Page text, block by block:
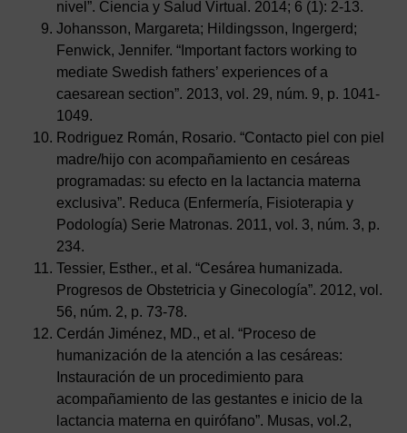
nivel”. Ciencia y Salud Virtual. 2014; 6 (1): 2-13.
Johansson, Margareta; Hildingsson, Ingergerd;
Fenwick, Jennifer. “Important factors working to
mediate Swedish fathers’ experiences of a
caesarean section”. 2013, vol. 29, núm. 9, p. 1041-
1049.
Rodriguez Román, Rosario. “Contacto piel con piel
madre/hijo con acompañamiento en cesáreas
programadas: su efecto en la lactancia materna
exclusiva”. Reduca (Enfermería, Fisioterapia y
Podología) Serie Matronas. 2011, vol. 3, núm. 3, p.
234.
Tessier, Esther., et al. “Cesárea humanizada.
Progresos de Obstetricia y Ginecología”. 2012, vol.
56, núm. 2, p. 73-78.
Cerdán Jiménez, MD., et al. “Proceso de
humanización de la atención a las cesáreas:
Instauración de un procedimiento para
acompañamiento de las gestantes e inicio de la
lactancia materna en quirófano”. Musas, vol.2,
AVISO LEGAL|POLÍTICA DE PRIVACIDAD|COOKIES
CONDICIONES DE CONTRATACIÓN